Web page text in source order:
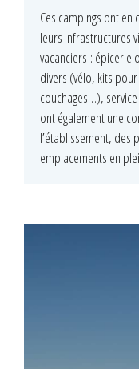
Ces campings ont en
leurs infrastructures
vacanciers : épicerie
divers (vélo, kits
couchages…),
ont également une
l’établissement, des
emplacements en